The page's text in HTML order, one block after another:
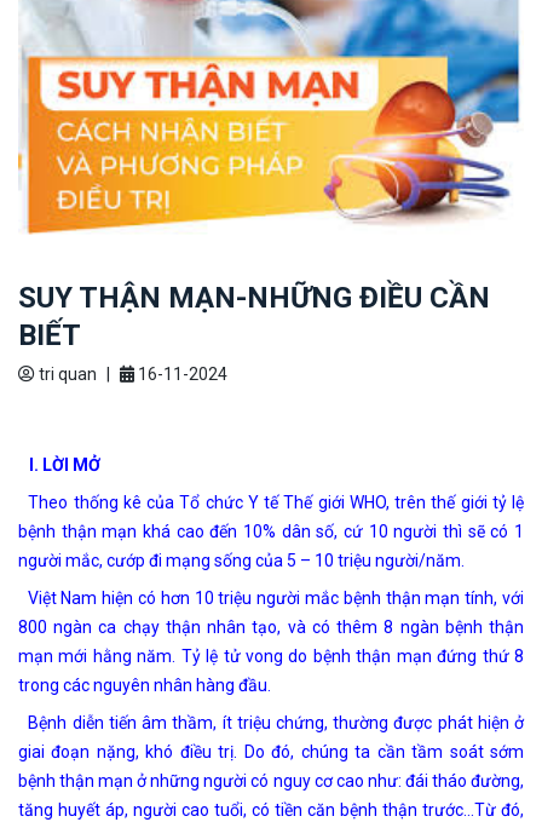
SUY THẬN MẠN-NHỮNG ĐIỀU CẦN
BIẾT
tri quan 16-11-2024
I. LỜI MỞ
Theo thống kê của Tổ chức Y tế Thế giới WHO, trên thế giới tỷ lệ
bệnh thận mạn khá cao đến 10% dân số, cứ 10 người thì sẽ có 1
người mắc, cướp đi mạng sống của 5 – 10 triệu người/năm.
Việt Nam hiện có hơn 10 triệu người mắc bệnh thận mạn tính, với
800 ngàn ca chạy thận nhân tạo, và có thêm 8 ngàn bệnh thận
mạn mới hằng năm. Tỷ lệ tử vong do bệnh thận mạn đứng thứ 8
trong các nguyên nhân hàng đầu.
Bệnh diễn tiến âm thầm, ít triệu chứng, thường được phát hiện ở
giai đoạn nặng, khó điều trị. Do đó, chúng ta cần tầm soát sớm
bệnh thận mạn ở những người có nguy cơ cao như: đái tháo đường,
tăng huyết áp, người cao tuổi, có tiền căn bệnh thận trước…Từ đó,